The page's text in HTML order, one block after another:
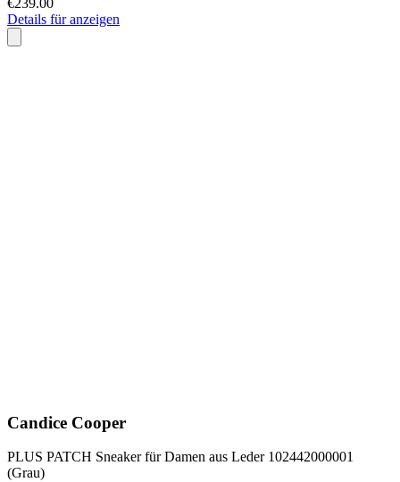
Details für anzeigen
Candice Cooper
PLUS PATCH Sneaker für Damen aus Leder 102442000001
(Grau)